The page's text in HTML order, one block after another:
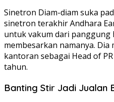
Sinetron Diam-diam suka
sinetron terakhir Andhara
untuk vakum dari panggung
membesarkan namanya.
kantoran sebagai Head of
tahun.
Banting Stir Jadi Jualan